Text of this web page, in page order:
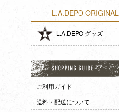
L.A.DEPO ORIGINAL
L.A.DEPO グッズ
ご利用ガイド
送料・配送について